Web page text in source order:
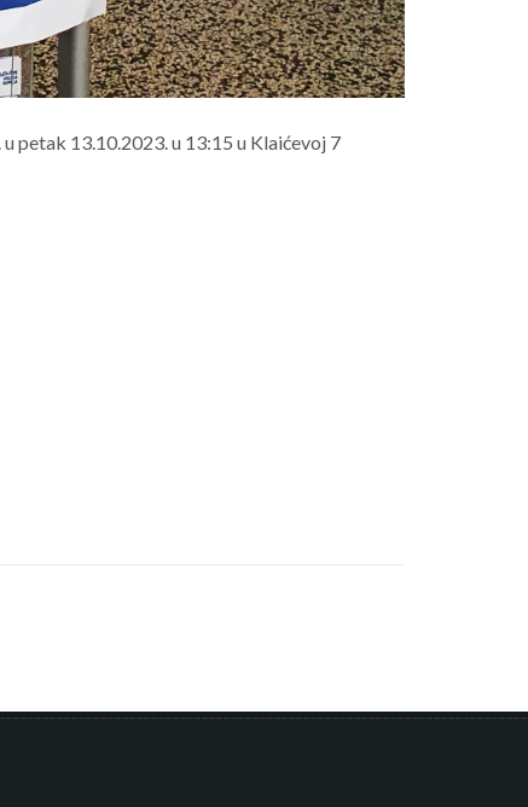
petak 13.10.2023. u 13:15 u Klaićevoj 7